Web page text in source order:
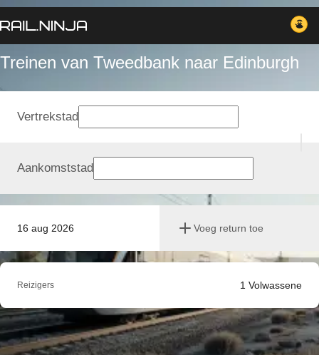
Treinen van Tweedbank naar Edinburgh
16 aug 2026 Voeg return toe
Vertrekstad
Aankomststad
Reizigers 1 Volwassene